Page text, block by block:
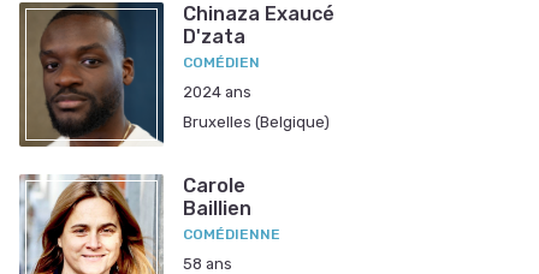
Chinaza Exaucé
D'zata
COMÉDIEN
2024 ans
Bruxelles (Belgique)
Carole
Baillien
COMÉDIENNE
58 ans